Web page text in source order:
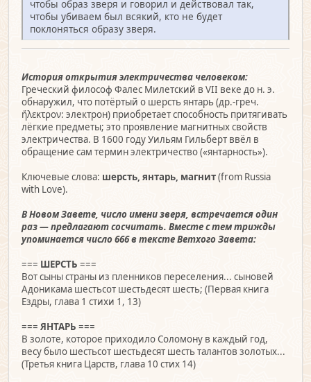
чтобы образ зверя и говорил и действовал так,
чтобы убиваем был всякий, кто не будет
поклоняться образу зверя.
История открытия электричества человеком:
Греческий философ Фалес Милетский в VII веке до н. э.
обнаружил, что потёртый о шерсть янтарь (др.-греч.
ἤλεκτρον: электрон) приобретает способность притягивать
лёгкие предметы; это проявление магнитных свойств
электричества. В 1600 году Уильям Гильберт ввёл в
обращение сам термин электричество («янтарность»).
Ключевые слова: шерсть, янтарь, магнит(from Russia
with Love).
В Новом Завете, число имени зверя, встречается один
раз — предлагают сосчитать. Вместе с тем трижды
упоминается число 666 в тексте Ветхого Завета:
=== ШЕРСТЬ ===
Вот сыны страны из пленников переселения... сыновей
Адоникама шестьсот шестьдесят шесть; (Первая книга
Ездры, глава 1 стихи 1, 13)
=== ЯНТАРЬ ===
В золоте, которое приходило Соломону в каждый год,
весу было шестьсот шестьдесят шесть талантов золотых...
(Третья книга Царств, глава 10 стих 14)